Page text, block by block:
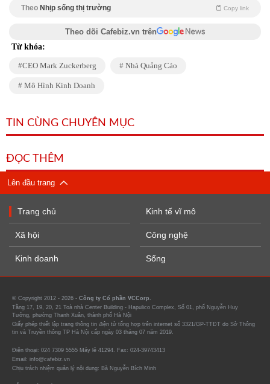
Theo Nhịp sống thị trường Copy link
Theo dõi Cafebiz.vn trên
Từ khóa:
CEO Mark Zuckerberg Nhà Quảng Cáo
Mô Hình Kinh Doanh
TIN CÙNG CHUYÊN MỤC
ĐỌC THÊM
Lên đầu trang
Trang chủ
Xã hội
Kinh doanh
Kinh tế vĩ mô
Công nghệ
Sống
© Copyright 2012 - 2026 - Công ty Cổ phần VCCorp.
Tầng 17, 19, 20, 21 Toà nhà Center Building - Hapulico Complex, Số 01, phố Nguyễn Huy
Tưởng, phường Thanh Xuân, thành phố Hà Nội
Giấy phép thiết lập trang thông tin điện tử tổng hợp trên internet số 3321/GP-TTĐT do Sở Thông
tin và Truyền thông TP Hà Nội cấp ngày 03 tháng 07 năm 2019.
Điện thoại: 024 7309 5555 Máy lẻ 41294. Fax: 024-39743413
Email: info@cafebiz.vn
Chịu trách nhiệm quản lý nội dung: Bà Nguyễn Bích Minh